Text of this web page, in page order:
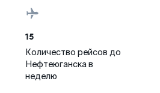
15
Количество рейсов до
Нефтеюганска в
неделю